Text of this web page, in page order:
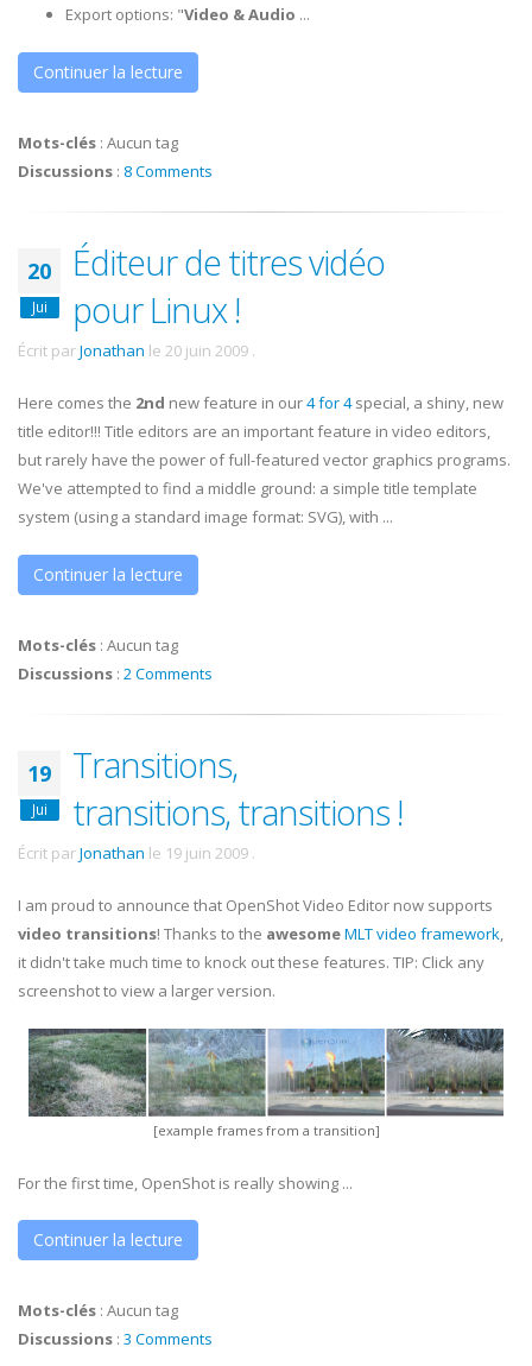
Export options: "Video & Audio ...
Continuer la lecture
Mots-clés : Aucun tag
Discussions : 8 Comments
20
Jui
Éditeur de titres vidéo
pour Linux !
Écrit parJonathan le 20 juin 2009 .
Here comes the 2nd new feature in our4 for 4special, a shiny, new
title editor!!! Title editors are an important feature in video editors,
but rarely have the power of full-featured vector graphics programs.
We've attempted to find a middle ground: a simple title template
system (using a standard image format: SVG), with ...
Continuer la lecture
Mots-clés : Aucun tag
Discussions : 2 Comments
19
Jui
Transitions,
transitions, transitions !
Écrit parJonathan le 19 juin 2009 .
I am proud to announce that OpenShot Video Editor now supports
video transitions! Thanks to the awesomeMLT video framework,
it didn't take much time to knock out these features. TIP: Click any
screenshot to view a larger version.
[example frames from a transition]
For the first time, OpenShot is really showing ...
Continuer la lecture
Mots-clés : Aucun tag
Discussions : 3 Comments